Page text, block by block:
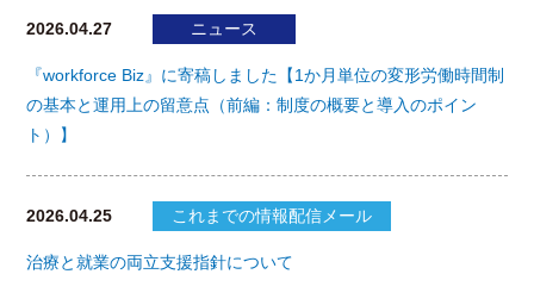
2026.04.27 ニュース
『workforce Biz』に寄稿しました【1か月単位の変形労働時間制
の基本と運用上の留意点（前編：制度の概要と導入のポイン
ト）】
2026.04.25 これまでの情報配信メール
治療と就業の両立支援指針について